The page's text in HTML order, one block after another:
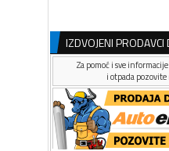
IZDVOJENI PRODAVCI
Za pomoć i sve
i otpada